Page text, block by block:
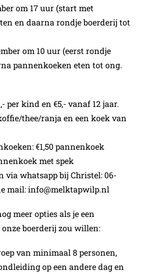
om 17 uur (start met
en daarna rondje boerderij tot
om 10 uur (eerst rondje
pannenkoeken eten tot ong.
per kind en €5,- vanaf 12 jaar.
thee/ranja en een koek van
€1,50 pannenkoek
met spek
via whatsapp bij Christel: 06-
mail: info@melktapwilp.nl
meer opties als je een
boerderij zou willen:
van minimaal 8 personen,
op een andere dag en